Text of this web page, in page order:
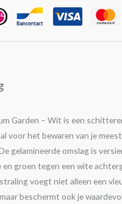
Garden – Wit is een
voor het bewaren van je
gelamineerde omslag is
en groen tegen een wite
voegt niet alleen een
beschermt ook je